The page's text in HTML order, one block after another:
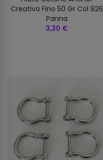
Creativa Fino 50 Gr Col 926
Panna
3,30 €